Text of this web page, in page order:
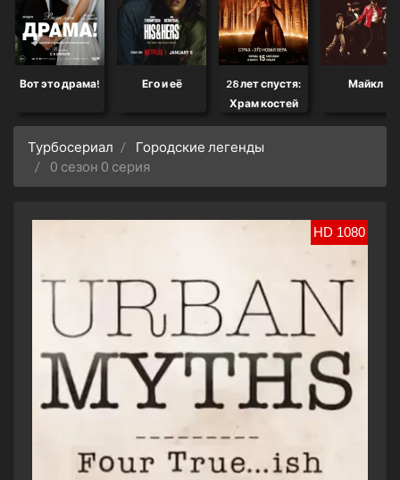
Вот это драма! Его и её
28 лет спустя:
Храм костей
Майкл
Турбосериал
Городские легенды
0 сезон 0 серия
HD 1080